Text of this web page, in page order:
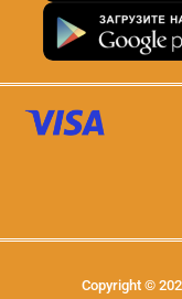
Copyright ©